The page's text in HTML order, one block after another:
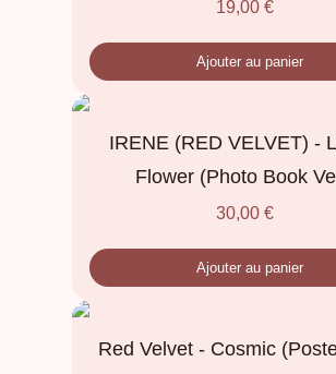
19,00 €
Ajouter au panier
IRENE (RED VELVET) -
Flower (Photo Book
30,00 €
Ajouter au panier
Red Velvet - Cosmic